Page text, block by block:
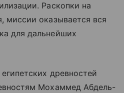
Раскопки на
миссии оказывается вся
для дальнейших
древностей
Мохаммед Абдель-